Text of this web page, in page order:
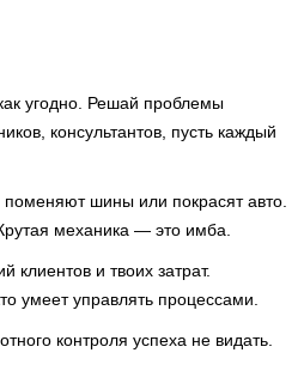
угодно. Решай проблемы
консультантов, пусть каждый
шины или покрасят авто.
механика — это имба.
клиентов и твоих затрат.
умеет управлять процессами.
контроля успеха не видать.